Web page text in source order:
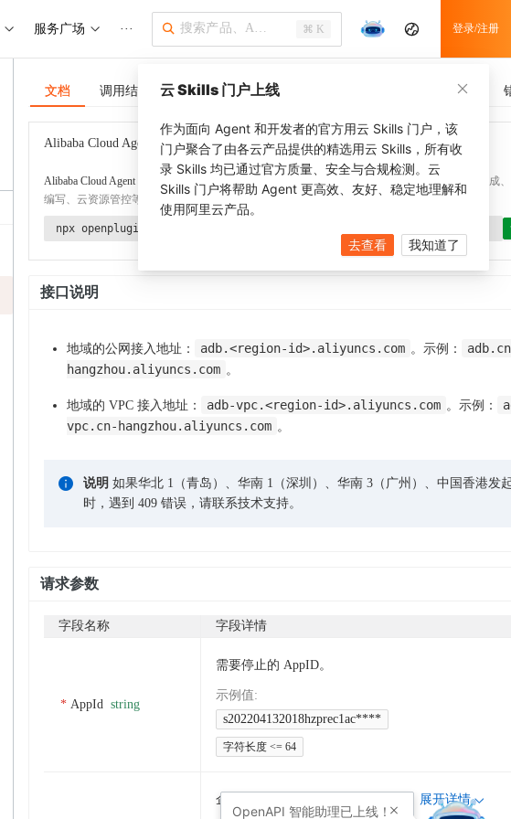
服务广场 ··· ⌘ K 登录/注册
文档 调用结果 SDK 示例 CLI 示例 调用历史
Alibaba Cloud Agent Toolkit 了解更多
Alibaba Cloud Agent Toolkit
提供 Agent 插件、技能、MCP 配置和验证工具，涵盖 SDK 代码生成、
编写、云资源管控等能力。通过 alibabacloud-agent-toolkit-install 技能可快速完成本地配置。
npx openplugin aliyun/alibabacloud-agent-toolkit
接口说明
地域的公网接入地址： adb.<region-id>.aliyuncs.com 。示例：
hangzhou.aliyuncs.com 。
地域的 VPC 接入地址： adb-vpc.<region-id>.aliyuncs.com 。示例：
vpc.cn-hangzhou.aliyuncs.com 。
说明 如果华北 1（青岛）、华南 1（深圳）、华南 3（广州）、中国香港发
时，遇到 409 错误，请联系技术支持。
请求参数
字段名称 字段详情
AppId string
需要停止的 AppID。
示例值:
s202204132018hzprec1ac****
字符长度 <= 64
企业版、基础版或湖仓版集群 ID。 展开详情
云 Skills 门户上线
作为面向 Agent 和开发者的官方用云 Skills 门户，该
门户聚合了由各云产品提供的精选用云 Skills，所有收
录 Skills 均已通过官方质量、安全与合规检测。云
Skills 门户将帮助 Agent 更高效、友好、稳定地理解和
使用阿里云产品。
去查看 我知道了
OpenAPI 智能助理已上线！